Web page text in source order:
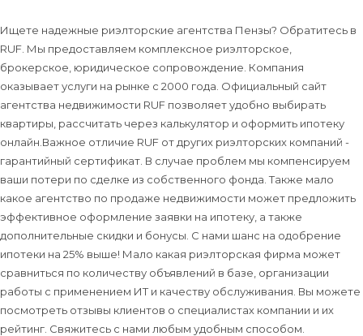
Ищете надежные риэлторские агентства Пензы? Обратитесь в
RUF. Мы предоставляем комплексное риэлторское,
брокерское, юридическое сопровождение. Компания
оказывает услуги на рынке с 2000 года. Официальный сайт
агентства недвижимости RUF позволяет удобно выбирать
квартиры, рассчитать через калькулятор и оформить ипотеку
онлайн.Важное отличие RUF от других риэлторских компаний -
гарантийный сертификат. В случае проблем мы компенсируем
ваши потери по сделке из собственного фонда. Также мало
какое агентство по продаже недвижимости может предложить
эффективное оформление заявки на ипотеку, а также
дополнительные скидки и бонусы. С нами шанс на одобрение
ипотеки на 25% выше! Мало какая риэлторская фирма может
сравниться по количеству объявлений в базе, организации
работы с применением ИТ и качеству обслуживания. Вы можете
посмотреть отзывы клиентов о специалистах компании и их
рейтинг. Свяжитесь с нами любым удобным способом.